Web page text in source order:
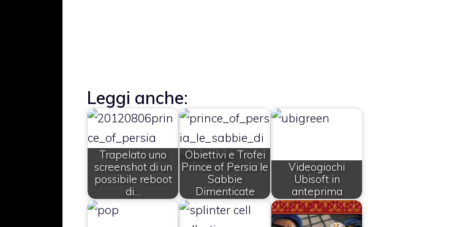
Leggi anche:
Trapelato uno
screenshot di un
possibile reboot
di…
Obiettivi e Trofei
Prince of Persia le
Sabbie
Dimenticate
Videogiochi
Ubisoft in
anteprima